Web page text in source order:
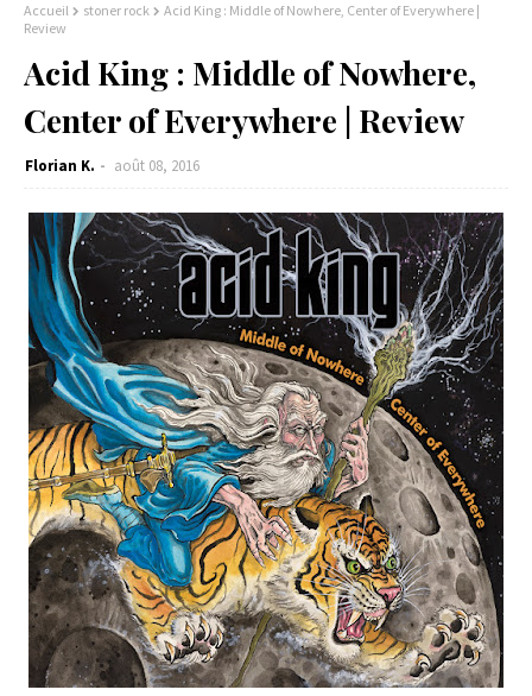
Accueil stoner rock
Acid King : Middle of Nowhere, Center of Everywhere |
Review
Acid King : Middle of Nowhere,
Center of Everywhere | Review
Florian K. août 08, 2016